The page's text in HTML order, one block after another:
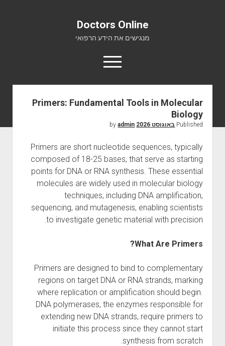
Doctors Online
מנגישים את הידע הרפואי
o
p
n
e
u
Doctors Online
Primers: Fundamental Tools in Molecular
Biology
Published באוגוסט 2026 admin
Primers are short nucleotide sequences, typically
composed of 18-25 bases, that serve as starting
points for DNA or RNA synthesis. These essential
molecules are widely used in molecular biology
techniques, including DNA amplification,
sequencing, and mutagenesis, enabling scientists
to investigate genetic material with precision.
What Are Primers?
Primers are designed to bind to complementary
regions on target DNA or RNA strands, marking
where replication or amplification should begin.
DNA polymerases, the enzymes responsible for
extending new DNA strands, require primers to
initiate this process since they cannot start
synthesis from scratch.